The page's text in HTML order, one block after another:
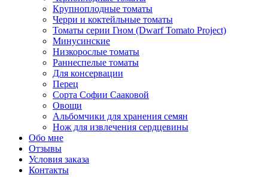
Крупноплодные томаты
Черри и коктейльные томаты
Томаты серии Гном (Dwarf Tomato Project)
Минусинские
Низкорослые томаты
Раннеспелые томаты
Для консервации
Перец
Сорта Софии Сааковой
Овощи
Альбомчики для хранения семян
Нож для извлечения сердцевины
Обо мне
Отзывы
Условия заказа
Контакты